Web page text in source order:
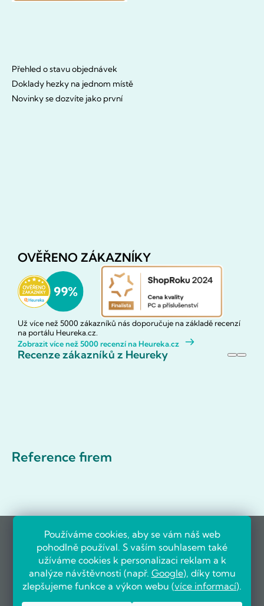
Používáme cookies, aby se vám náš web
pohodlně používal. S vaším souhlasem také
užíváme cookies k personalizaci reklam a k
analýze návštěvnosti (např. Google), díky tomu
zlepšujeme funkce a výkon webu (více informací).
Přehled o stavu objednávek
Doklady hezky na jednom místě
Novinky se dozvíte jako první
OVĚŘENO ZÁKAZNÍKY
Už více než 5000 zákazníků nás doporučuje na základě recenzí
na portálu Heureka.cz.
Zobrazit více než 5000 recenzí na Heureka.cz
Recenze zákazníků z Heureky
Reference firem